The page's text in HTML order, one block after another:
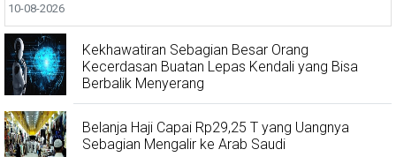
10-08-2026
Kekhawatiran Sebagian Besar Orang
Kecerdasan Buatan Lepas Kendali yang Bisa
Berbalik Menyerang
Belanja Haji Capai Rp29,25 T yang Uangnya
Sebagian Mengalir ke Arab Saudi